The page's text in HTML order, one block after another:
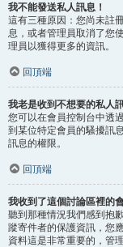
我不能發送私人訊息！
這有三種原因：您尚未註
息，或者管理員取消了您
理員以獲得更多的資訊。
回頂端
我老是收到不想要的私人
您可以在會員控制台中透
到某位特定會員的騷擾訊
訊息的權限。
回頂端
我收到了這個討論區裡的
聽到那種情況我們感到抱
蹤寄件者的保護資訊，您
資料這是非常重要的，管